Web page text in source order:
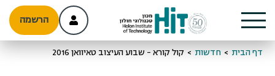
הרשמה
דף הבית > חדשות > קול קורא - שבוע העיצוב טאיוואן 2016